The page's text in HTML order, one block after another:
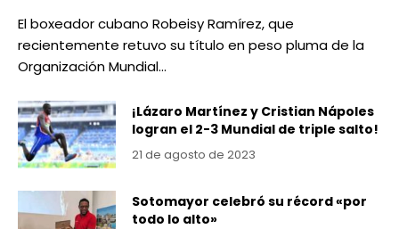
El boxeador cubano Robeisy Ramírez, que
recientemente retuvo su título en peso pluma de la
Organización Mundial…
¡Lázaro Martínez y Cristian Nápoles
logran el 2-3 Mundial de triple salto!
21 de agosto de 2023
Sotomayor celebró su récord «por
todo lo alto»